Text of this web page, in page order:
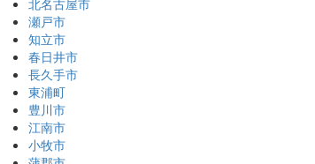
北名古屋市
瀬戸市
知立市
春日井市
長久手市
東浦町
豊川市
江南市
小牧市